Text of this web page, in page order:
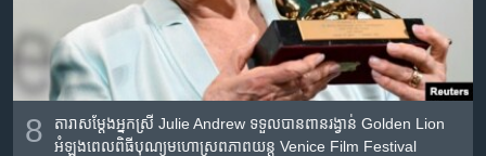
8
តារាសម្តែងអ្នកស្រី Julie Andrew ទទួលបានពានរង្វាន់ Golden Lion
អំឡុងពេលពិធីបុណ្យមហោស្រពភាពយន្ត Venice Film Festival